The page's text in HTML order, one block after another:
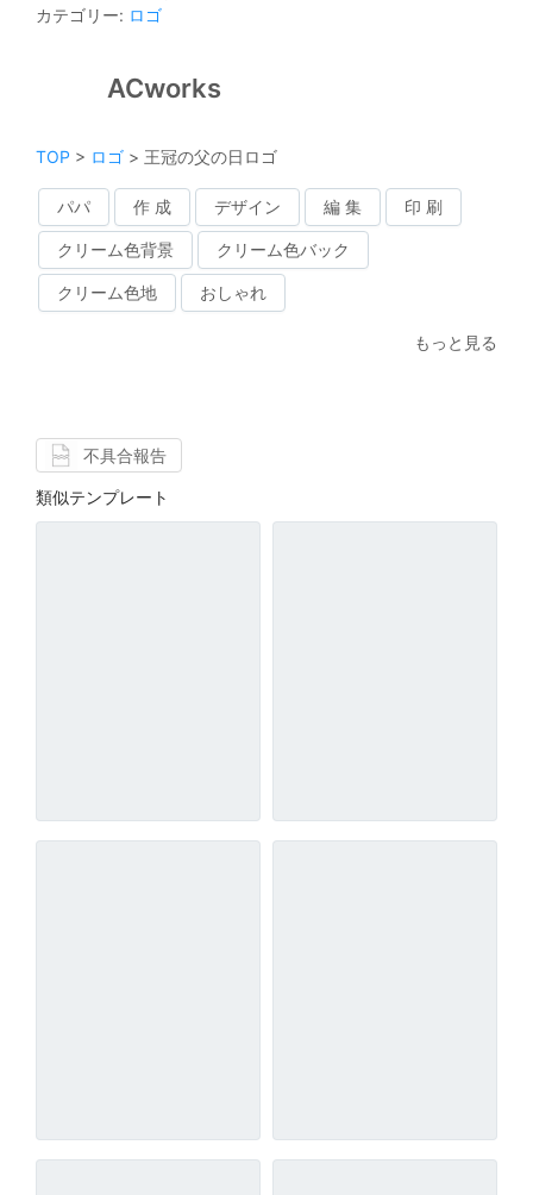
カテゴリー: ロゴ
ACworks
TOP > ロゴ > 王冠の父の日ロゴ
パパ 作 成 デザイン 編 集 印 刷
クリーム色背景 クリーム色バック
クリーム色地 おしゃれ
もっと見る
不具合報告
類似テンプレート